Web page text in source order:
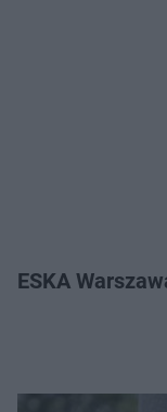
ESKA